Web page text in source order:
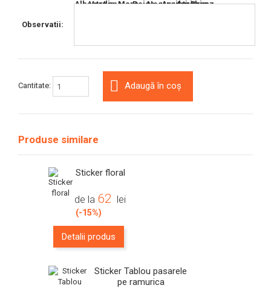
Observatii:
Cantitate: Adaugă în coș
Produse similare
Sticker floral
de la 62 lei
(-15%)
Detalii produs
Sticker Tablou pasarele
pe ramurica